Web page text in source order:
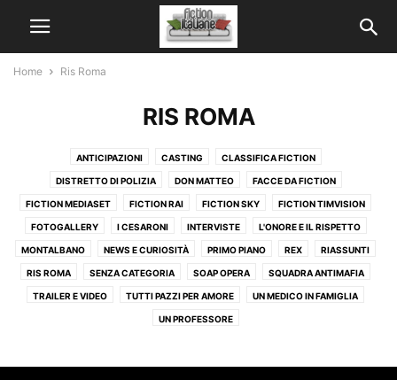
Home Ris Roma
RIS ROMA
ANTICIPAZIONI CASTING CLASSIFICA FICTION
DISTRETTO DI POLIZIA DON MATTEO FACCE DA FICTION
FICTION MEDIASET FICTION RAI FICTION SKY FICTION TIMVISION
FOTOGALLERY I CESARONI INTERVISTE L'ONORE E IL RISPETTO
MONTALBANO NEWS E CURIOSITÀ PRIMO PIANO REX RIASSUNTI
RIS ROMA SENZA CATEGORIA SOAP OPERA SQUADRA ANTIMAFIA
TRAILER E VIDEO TUTTI PAZZI PER AMORE UN MEDICO IN FAMIGLIA
UN PROFESSORE